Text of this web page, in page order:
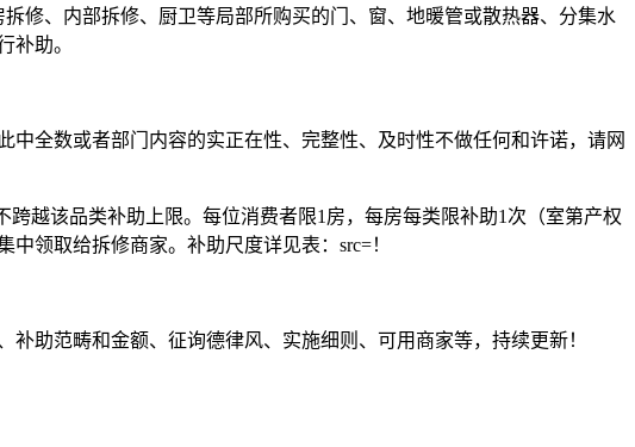
、内部拆修、厨卫等局部所购买的门、窗、地暖管或散热器、分集水
补助。
全数或者部门内容的实正在性、完整性、及时性不做任何和许诺，请网
越该品类补助上限。每位消费者限1房，每房每类限补助1次（室第产权
领取给拆修商家。补助尺度详见表：src=！
助范畴和金额、征询德律风、实施细则、可用商家等，持续更新！